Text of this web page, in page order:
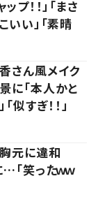
！！」「まさ
いい」「素晴
さん風メイク
「本人かと
似すぎ！！」
元に違和
笑ったｗｗ